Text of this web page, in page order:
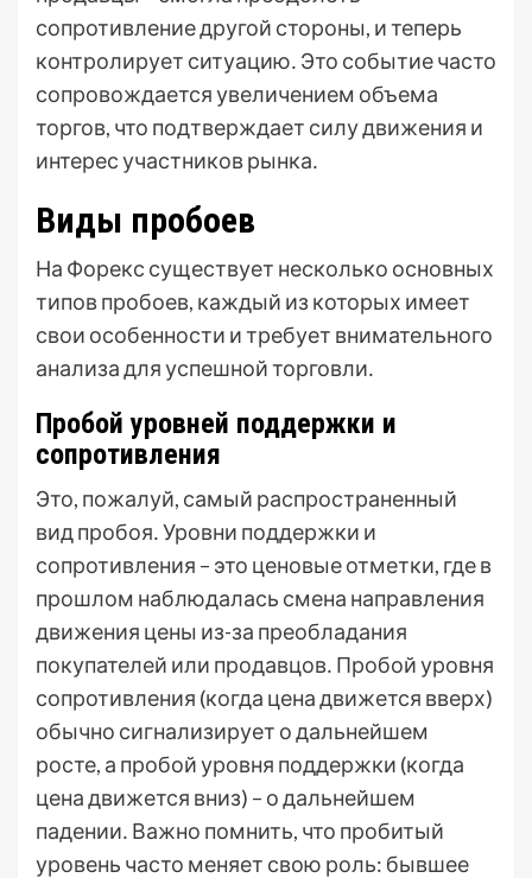
сопротивление другой стороны, и теперь
контролирует ситуацию․ Это событие часто
сопровождается увеличением объема
торгов, что подтверждает силу движения и
интерес участников рынка․
Виды пробоев
На Форекс существует несколько основных
типов пробоев, каждый из которых имеет
свои особенности и требует внимательного
анализа для успешной торговли․
Пробой уровней поддержки и
сопротивления
Это, пожалуй, самый распространенный
вид пробоя․ Уровни поддержки и
сопротивления – это ценовые отметки, где в
прошлом наблюдалась смена направления
движения цены из-за преобладания
покупателей или продавцов․ Пробой уровня
сопротивления (когда цена движется вверх)
обычно сигнализирует о дальнейшем
росте, а пробой уровня поддержки (когда
цена движется вниз) – о дальнейшем
падении․ Важно помнить, что пробитый
уровень часто меняет свою роль: бывшее